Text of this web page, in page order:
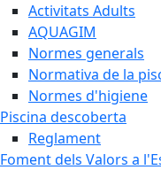
Activitats Adults
AQUAGIM
Normes generals
Normativa de la
Normes d'higiene
Piscina descoberta
Reglament
Foment dels Valors a